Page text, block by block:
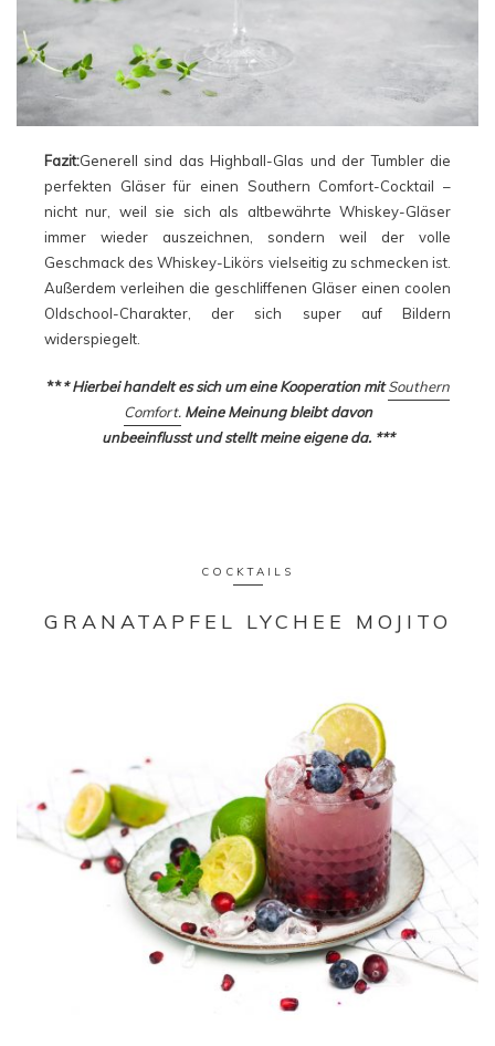
Fazit:Generell sind das Highball-Glas und der Tumbler die
perfekten Gläser für einen Southern Comfort-Cocktail –
nicht nur, weil sie sich als altbewährte Whiskey-Gläser
immer wieder auszeichnen, sondern weil der volle
Geschmack des Whiskey-Likörs vielseitig zu schmecken ist.
Außerdem verleihen die geschliffenen Gläser einen coolen
Oldschool-Charakter, der sich super auf Bildern
widerspiegelt.
*** Hierbei handelt es sich um eine Kooperation mitSouthern
Comfort.Meine Meinung bleibt davon
unbeeinflusst und stellt meine eigene da. ***
COCKTAILS
GRANATAPFEL LYCHEE MOJITO